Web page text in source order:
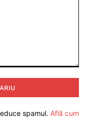
spamul. Află cum